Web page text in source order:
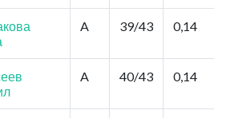
A 39/43 0,14
A 40/43 0,14